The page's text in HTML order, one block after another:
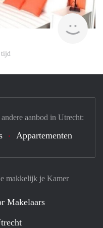
tijd
makkelijk je Kamer
Makelaars
aanbod in Utrecht:
Appartementen